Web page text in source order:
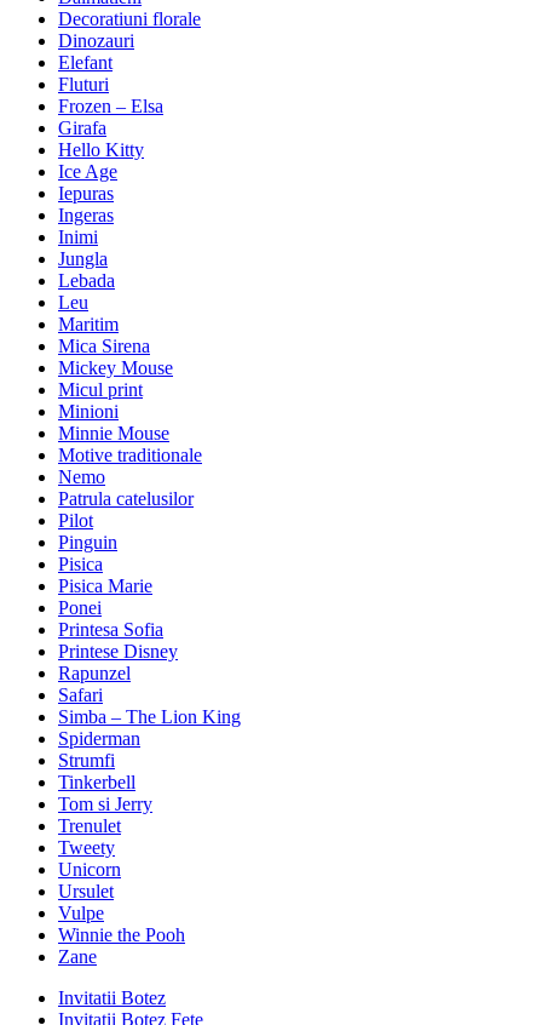
Decoratiuni florale
Dinozauri
Elefant
Fluturi
Frozen – Elsa
Girafa
Hello Kitty
Ice Age
Iepuras
Ingeras
Inimi
Jungla
Lebada
Leu
Maritim
Mica Sirena
Mickey Mouse
Micul print
Minioni
Minnie Mouse
Motive traditionale
Nemo
Patrula catelusilor
Pilot
Pinguin
Pisica
Pisica Marie
Ponei
Printesa Sofia
Printese Disney
Rapunzel
Safari
Simba – The Lion King
Spiderman
Strumfi
Tinkerbell
Tom si Jerry
Trenulet
Tweety
Unicorn
Ursulet
Vulpe
Winnie the Pooh
Zane
Invitatii Botez
Invitatii Botez Fete